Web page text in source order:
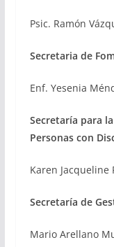
Psic. Ramón
Secretaria de
Enf. Yesenia
Secretaría para
Personas con
Karen Jacqueline
Secretaría de
Mario Arellano